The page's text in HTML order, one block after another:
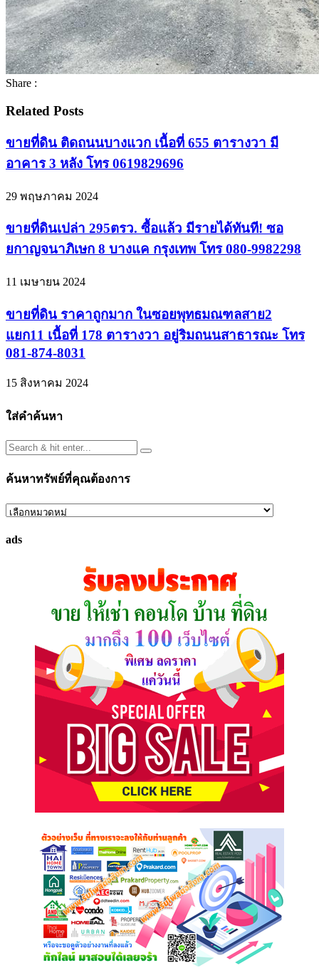
Share :
Related Posts
ขายที่ดิน ติดถนนบางแวก เนื้อที่ 655 ตารางวา มี
อาคาร 3 หลัง โทร 0619829696
29 พฤษภาคม 2024
ขายที่ดินเปล่า 295ตรว. ซื้อแล้ว มีรายได้ทันที! ซอ
ยกาญจนาภิเษก 8 บางแค กรุงเทพ โทร 080-9982298
11 เมษายน 2024
ขายที่ดิน ราคาถูกมาก ในซอยพุทธมณฑลสาย2
แยก11 เนื้อที่ 178 ตารางวา อยู่ริมถนนสาธารณะ โทร
081-874-8031
15 สิงหาคม 2024
ใส่คำค้นหา
ค้นหาทรัพย์ที่คุณต้องการ
ค้นหา
ที่
ads